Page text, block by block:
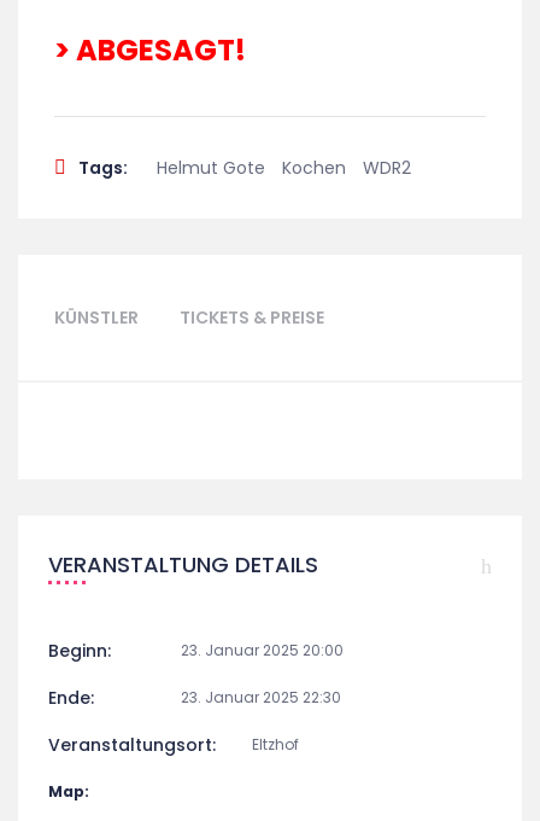
> ABGESAGT!
Tags: Helmut Gote Kochen WDR2
KÜNSTLER TICKETS & PREISE
VERANSTALTUNG DETAILS
Beginn: 23. Januar 2025 20:00
Ende: 23. Januar 2025 22:30
Veranstaltungsort: Eltzhof
Map: